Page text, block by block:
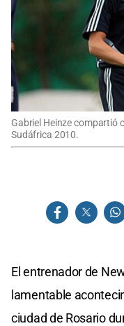
Gabriel Heinze compartió
Sudáfrica 2010.
El entrenador de
lamentable
ciudad de Rosario